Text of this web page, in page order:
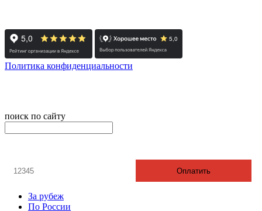
Политика конфиденциальности
поиск по сайту
Оплатить
За рубеж
По России